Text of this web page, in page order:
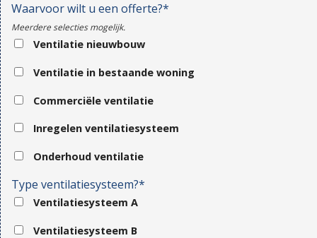
Waarvoor wilt u een offerte?*
Meerdere selecties mogelijk.
Ventilatie nieuwbouw
Ventilatie in bestaande woning
Commerciële ventilatie
Inregelen ventilatiesysteem
Onderhoud ventilatie
Type ventilatiesysteem?*
Ventilatiesysteem A
Ventilatiesysteem B